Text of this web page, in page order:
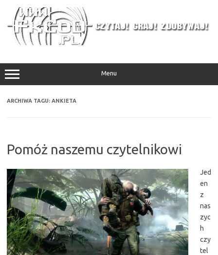
treści
Menu
ARCHIWA TAGU: ANKIETA
Pomóż naszemu czytelnikowi
Jed
en
z
nas
zyc
h
czy
tel